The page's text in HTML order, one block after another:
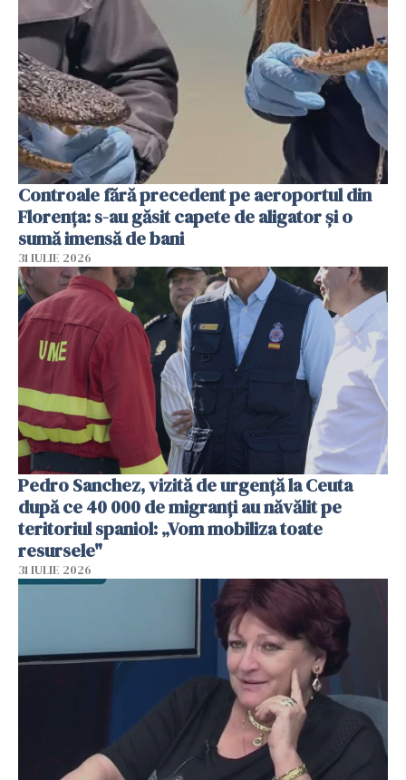
Controale fără precedent pe aeroportul din
Florența: s-au găsit capete de aligator și o
sumă imensă de bani
31 IULIE 2026
Pedro Sanchez, vizită de urgență la Ceuta
după ce 40 000 de migranți au năvălit pe
teritoriul spaniol: „Vom mobiliza toate
resursele"
31 IULIE 2026